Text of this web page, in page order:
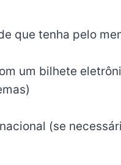
que tenha pelo
um bilhete
(se